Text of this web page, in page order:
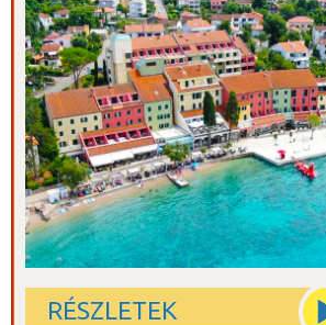
RÉSZLETEK